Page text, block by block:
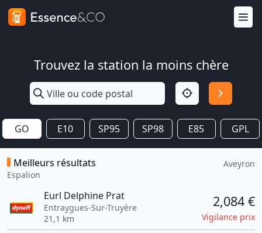
Trouvez la station la moins chère
GO E10 SP95 SP98 E85 GPL
Meilleurs résultats
Espalion
Aveyron
Eurl Delphine Prat
Entraygues-Sur-Truyère
21,1 km
2,084 €
Vigilance prix